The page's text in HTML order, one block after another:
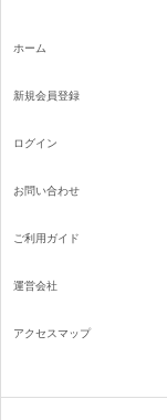
ホーム
新規会員登録
ログイン
お問い合わせ
ご利用ガイド
運営会社
アクセスマップ